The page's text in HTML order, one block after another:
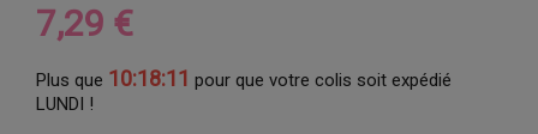
7,29 €
Plus que 10:18:10 pour que votre colis soit expédié
LUNDI !